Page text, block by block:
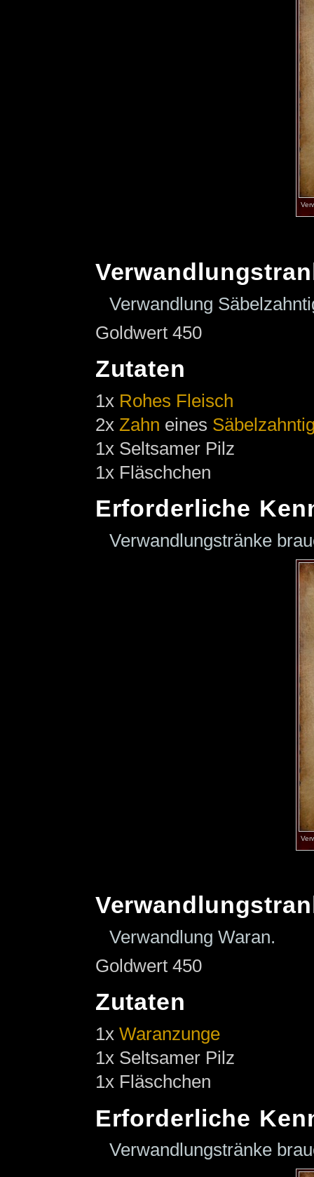
Verwandlung
Goldwert 450
Zutaten
1x Rohes Fleisch
2x Zahn eines
1x Seltsamer Pilz
1x Fläschchen
Erforderliche
Verwandlungstränke
Verwandlung Waran.
Goldwert 450
Zutaten
1x Waranzunge
1x Seltsamer Pilz
1x Fläschchen
Erforderliche
Verwandlungstränke